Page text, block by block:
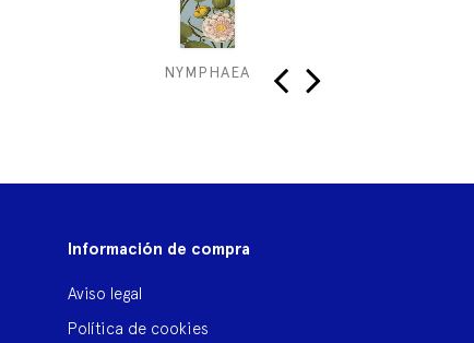
NYMPHAEA
Información de compra
Aviso legal
Política de cookies